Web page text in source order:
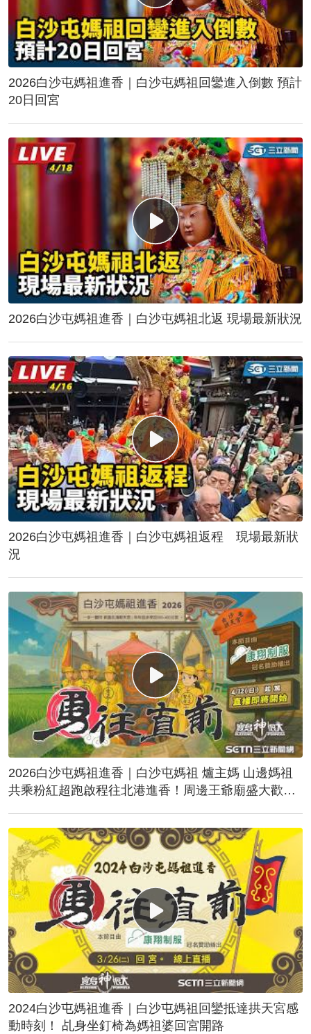
2026白沙屯媽祖進香｜白沙屯媽祖回鑾進入倒數 預計
20日回宮
2026白沙屯媽祖進香｜白沙屯媽祖北返 現場最新狀況
2026白沙屯媽祖進香｜白沙屯媽祖返程 現場最新狀
況
2026白沙屯媽祖進香｜白沙屯媽祖 爐主媽 山邊媽祖
共乘粉紅超跑啟程往北港進香！周邊王爺廟盛大歡
2024白沙屯媽祖進香｜白沙屯媽祖回鑾抵達拱天宮感
動時刻！ 乩身坐釘椅為媽祖婆回宮開路